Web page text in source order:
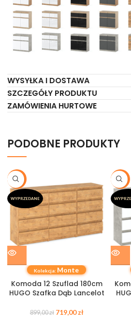
WYSYŁKA I DOSTAWA
SZCZEGÓŁY PRODUKTU
ZAMÓWIENIA HURTOWE
PODOBNE PRODUKTY
-20%
WYPRZEDANE
Kolekcja: Monte
Komoda 12 Szuflad 180cm
HUGO Szafka Dąb Lancelot
899,00zł 719,00zł
-20%